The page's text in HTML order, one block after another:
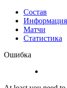
Состав
Матчи
Статистика
Ошибка